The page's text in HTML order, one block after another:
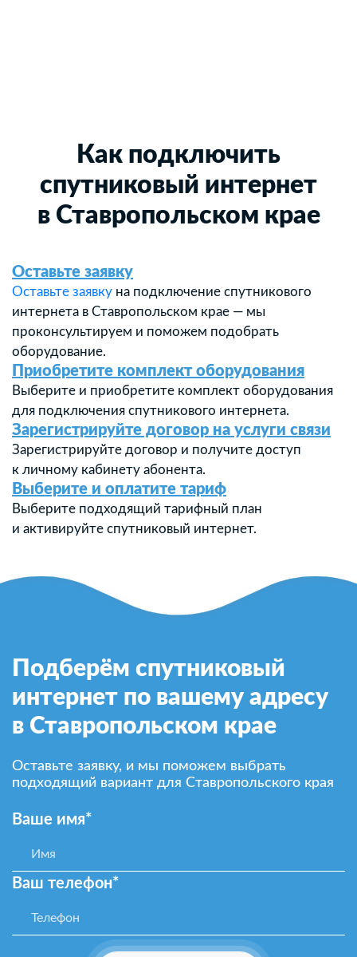
Как подключить
спутниковый интернет
в Ставропольском крае
Оставьте заявку
Оставьте заявку на подключение спутникового
интернета в Ставропольском крае — мы
проконсультируем и поможем подобрать
оборудование.
Приобретите комплект оборудования
Выберите и приобретите комплект оборудования
для подключения спутникового интернета.
Зарегистрируйте договор на услуги связи
Зарегистрируйте договор и получите доступ
к личному кабинету абонента.
Выберите и оплатите тариф
Выберите подходящий тарифный план
и активируйте спутниковый интернет.
Подберём спутниковый
интернет по вашему адресу
в Ставропольском крае
Оставьте заявку, и мы поможем выбрать
подходящий вариант для Ставропольского края
Ваше имя*
Ваш телефон*